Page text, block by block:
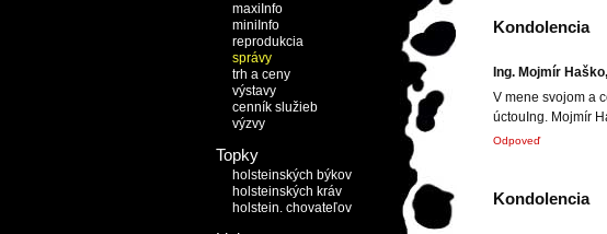
maxiInfo
miniInfo
reprodukcia
správy
trh a ceny
výstavy
cenník služieb
výzvy
Topky
holsteinských býkov
holsteinských kráv
holstein. chovateľov
Kondolencia
Ing. Mojmír Haško,
V mene svojom a
úctouIng. Mojmír
Odpoveď
Kondolencia